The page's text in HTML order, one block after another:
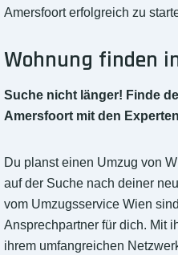
Amersfoort erfolgreich zu
Wohnung finden
Suche nicht länger! Finde
Amersfoort mit den
Du planst einen Umzug von
auf der Suche nach deiner
vom Umzugsservice Wien
Ansprechpartner für dich. Mit
ihrem umfangreichen